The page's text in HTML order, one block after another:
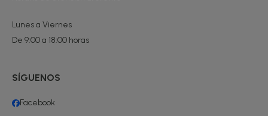
Lunes a Viernes
De 9:00 a 18:00 horas
SÍGUENOS
Facebook